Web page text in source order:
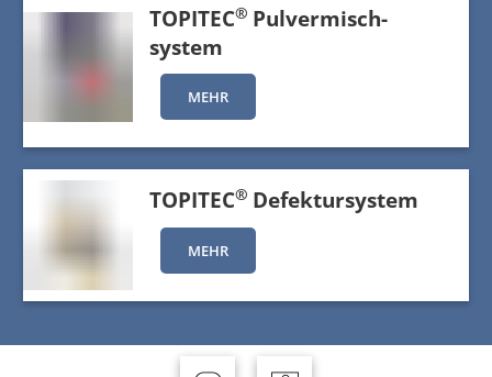
TOPITEC® Pulvermisch-
system
MEHR
TOPITEC® Defektursystem
MEHR